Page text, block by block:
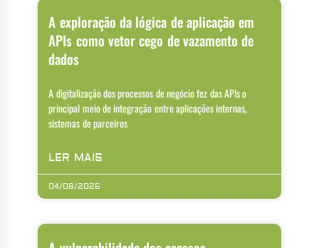
A exploração da lógica de aplicação em
APIs como vetor cego de vazamento de
dados
A digitalização dos processos de negócio fez das APIs o
principal meio de integração entre aplicações internas,
sistemas de parceiros
LER MAIS
04/08/2026